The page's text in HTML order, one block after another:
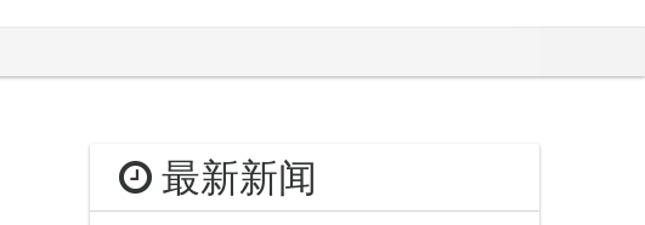
最新新闻